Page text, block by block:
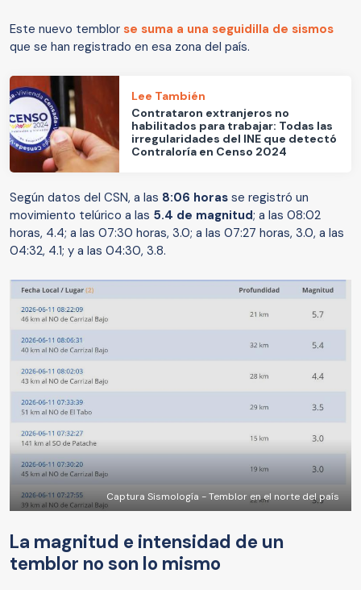
Este nuevo temblor se suma a una seguidilla de sismos
que se han registrado en esa zona del país.
Lee También
Contrataron extranjeros no
habilitados para trabajar: Todas las
irregularidades del INE que detectó
Contraloría en Censo 2024
Según datos del CSN, a las 8:06 horas se registró un
movimiento telúrico a las 5.4 de magnitud; a las 08:02
horas, 4.4; a las 07:30 horas, 3.0; a las 07:27 horas, 3.0, a las
04:32, 4.1; y a las 04:30, 3.8.
Captura Sismología - Temblor en el norte del país
La magnitud e intensidad de un
temblor no son lo mismo